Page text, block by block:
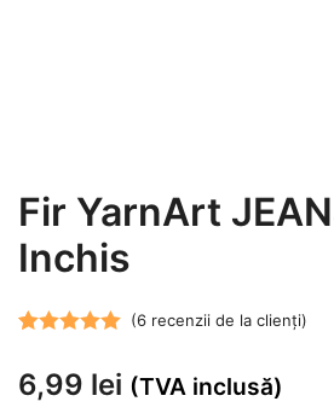
Fir YarnArt
Inchis
5.00din 5 pe
(6recenzii de la clienți)
6,99 lei (TVA inclusă)